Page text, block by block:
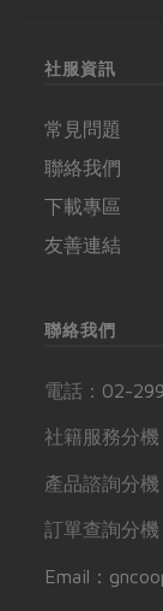
社服資訊
常見問題
聯絡我們
下載專區
友善連結
聯絡我們
電話： 02-
社籍服務分機
產品諮詢分
訂單查詢分
Email：